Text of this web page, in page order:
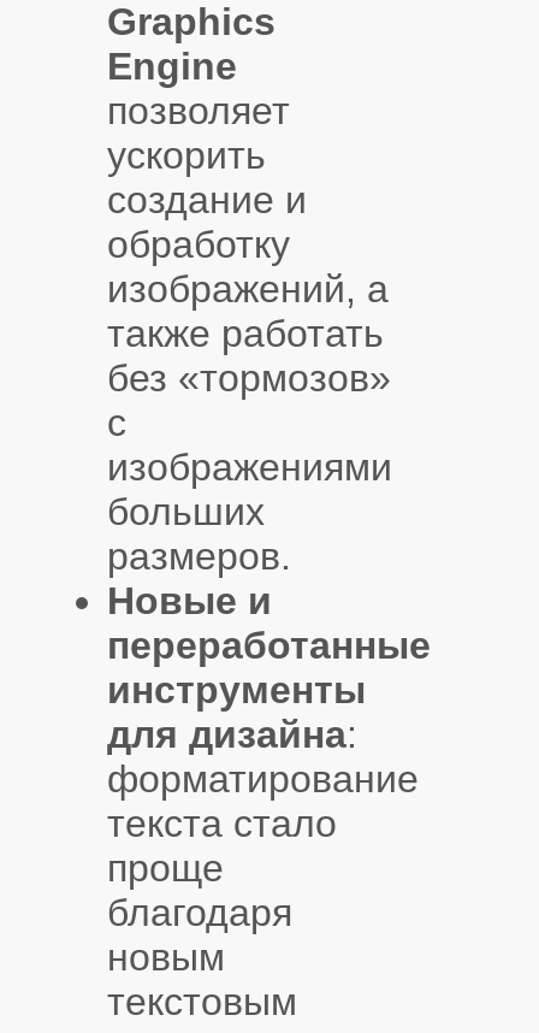
Graphics
Engine
позволяет
ускорить
создание и
обработку
изображений, а
также работать
без «тормозов»
с
изображениями
больших
размеров.
Новые и
переработанные
инструменты
для дизайна:
форматирование
текста стало
проще
благодаря
новым
текстовым